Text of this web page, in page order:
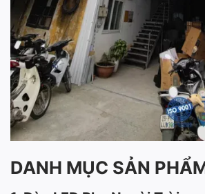
DANH MỤC SẢN